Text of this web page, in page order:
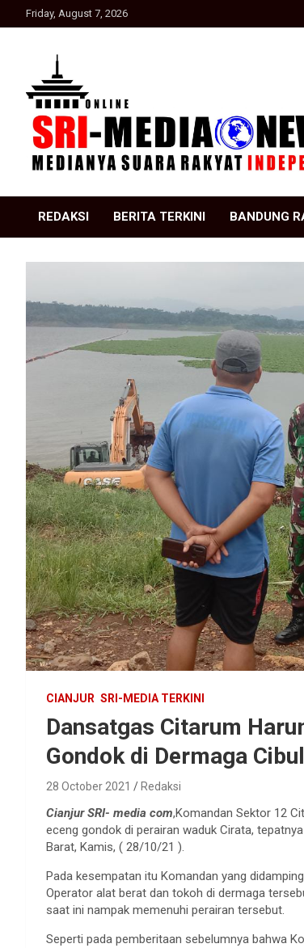
to
Friday, August 7, 2026
SRI Media news
REDAKSI BERITA TERKINI BANDUNG
CIANJUR SRI-MEDIA TERKINI
Dansatgas Citarum
Gondok di Dermaga
28 October 2021 Redaksi
Cianjur SRI- media com,Komandan Sektor 12
eceng gondok di perairan waduk Cirata,
Barat, Kamis, ( 28/10/21 ).
Pada kesempatan itu Komandan yang
Operator alat berat dan tokoh di dermaga
saat ini nampak memenuhi perairan tersebut.
Seperti pada pemberitaan sebelumnya bahwa